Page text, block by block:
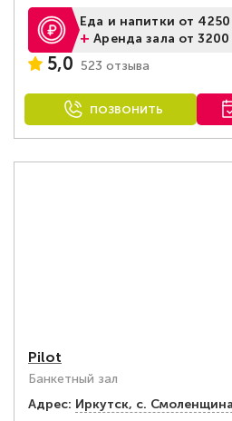
Еда и напитки от
+Аренда зала от 3200
5,0 523 отзыва
ПОЗВОНИТЬ
Pilot
Банкетный зал
Адрес: Иркутск, с.